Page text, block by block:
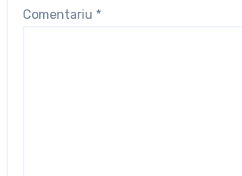
Comentariu *